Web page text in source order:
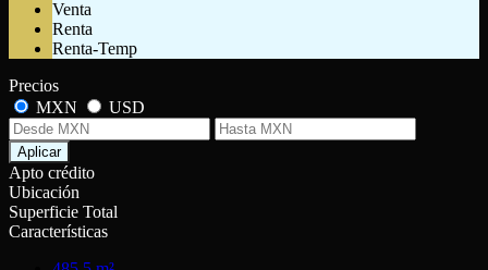
Venta
Renta
Renta-Temp
Precios
MXN
USD
Aplicar
Apto crédito
Ubicación
Superficie Total
Características